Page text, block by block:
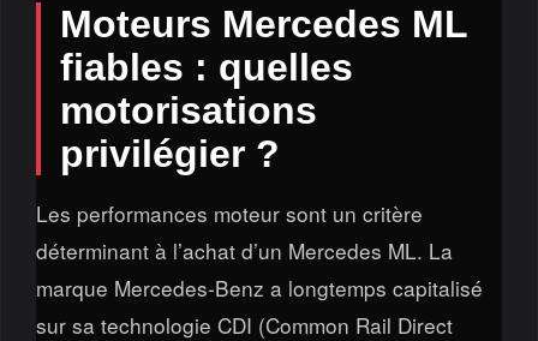
Moteurs Mercedes ML
fiables : quelles
motorisations
privilégier ?
Les performances moteur sont un critère
déterminant à l’achat d’un Mercedes ML. La
marque Mercedes-Benz a longtemps capitalisé
sur sa technologie CDI (Common Rail Direct